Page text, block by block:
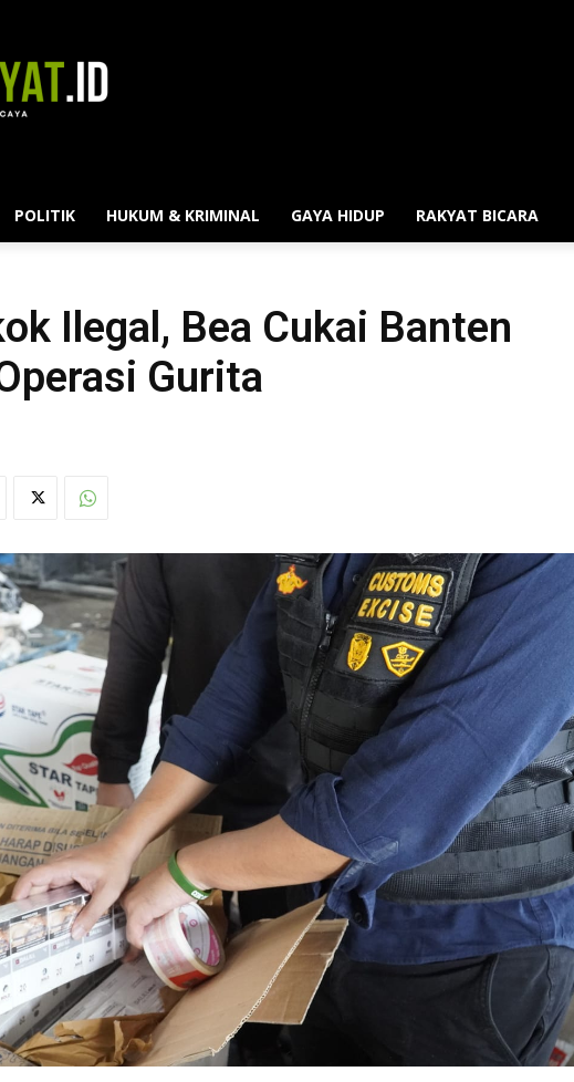
POLITIK HUKUM & KRIMINAL GAYA HIDUP RAKYAT BICARA
Ilegal, Bea Cukai Banten
Gurita